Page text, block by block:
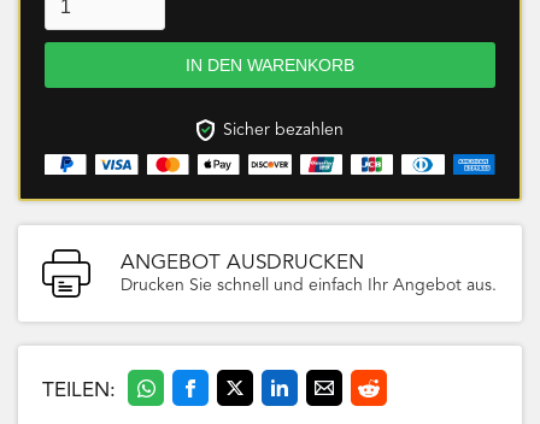
Sicher bezahlen
ANGEBOT AUSDRUCKEN
Drucken Sie schnell und einfach Ihr Angebot aus.
TEILEN: